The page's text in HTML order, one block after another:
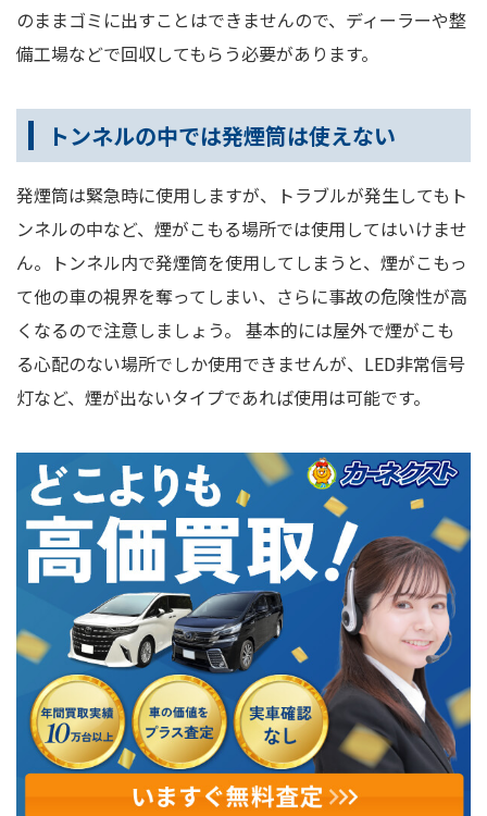
のままゴミに出すことはできませんので、ディーラーや整
備工場などで回収してもらう必要があります。
トンネルの中では発煙筒は使えない
発煙筒は緊急時に使用しますが、トラブルが発生してもト
ンネルの中など、煙がこもる場所では使用してはいけませ
ん。トンネル内で発煙筒を使用してしまうと、煙がこもっ
て他の車の視界を奪ってしまい、さらに事故の危険性が高
くなるので注意しましょう。 基本的には屋外で煙がこも
る心配のない場所でしか使用できませんが、LED非常信号
灯など、煙が出ないタイプであれば使用は可能です。